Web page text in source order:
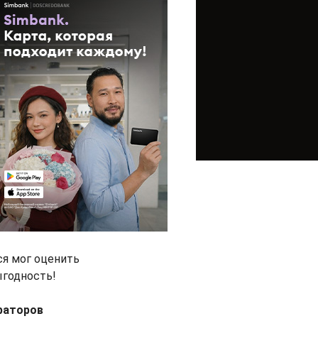
мог оценить